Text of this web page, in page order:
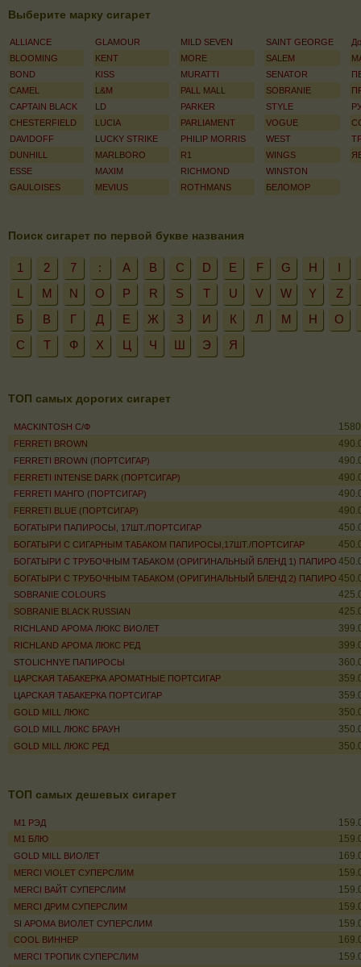
Выберите марку сигарет
ALLIANCE
BLOOMING
BOND
CAMEL
CAPTAIN BLACK
CHESTERFIELD
DAVIDOFF
DUNHILL
ESSE
GAULOISES
GLAMOUR
KENT
KISS
L&M
LD
LUCIA
LUCKY STRIKE
MARLBORO
MAXIM
MEVIUS
MILD SEVEN
MORE
MURATTI
PALL MALL
PARKER
PARLIAMENT
PHILIP MORRIS
R1
RICHMOND
ROTHMANS
SAINT GEORGE
SALEM
SENATOR
SOBRANIE
STYLE
VOGUE
WEST
WINGS
WINSTON
БЕЛОМОР
Поиск сигарет по первой букве названия
1 2 7 : A B C D E F G H
I
L
M N O P R S T U V W Y
Z
Б
В Г Д Е Ж З И К Л М Н
О
С
Т Ф Х Ц Ч Ш Э Я
ТОП самых дорогих сигарет
MACKINTOSH С/Ф
FERRETI BROWN
FERRETI BROWN (ПОРТСИГАР)
FERRETI INTENSE DARK (ПОРТСИГАР)
FERRETI МАНГО (ПОРТСИГАР)
FERRETI BLUE (ПОРТСИГАР)
БОГАТЫРИ ПАПИРОСЫ, 17ШТ./ПОРТСИГАР
БОГАТЫРИ С СИГАРНЫМ ТАБАКОМ ПАПИРОСЫ,17ШТ./ПОРТСИГАР
БОГАТЫРИ С ТРУБОЧНЫМ ТАБАКОМ (ОРИГИНАЛЬНЫЙ БЛЕНД 1) ПАПИРОСЫ,
БОГАТЫРИ С ТРУБОЧНЫМ ТАБАКОМ (ОРИГИНАЛЬНЫЙ БЛЕНД 2) ПАПИРОСЫ,
SOBRANIE COLOURS
SOBRANIE BLACK RUSSIAN
RICHLAND АРОМА ЛЮКС ВИОЛЕТ
RICHLAND АРОМА ЛЮКС РЕД
STOLICHNYE ПАПИРОСЫ
ЦАРСКАЯ ТАБАКЕРКА АРОМАТНЫЕ ПОРТСИГАР
ЦАРСКАЯ ТАБАКЕРКА ПОРТСИГАР
GOLD MILL ЛЮКС
GOLD MILL ЛЮКС БРАУН
GOLD MILL ЛЮКС РЕД
ТОП самых дешевых сигарет
M1 РЭД
M1 БЛЮ
GOLD MILL ВИОЛЕТ
MERCI VIOLET СУПЕРСЛИМ
MERCI ВАЙТ СУПЕРСЛИМ
MERCI ДРИМ СУПЕРСЛИМ
SI АРОМА ВИОЛЕТ СУПЕРСЛИМ
COOL ВИННЕР
MERCI ТРОПИК СУПЕРСЛИМ